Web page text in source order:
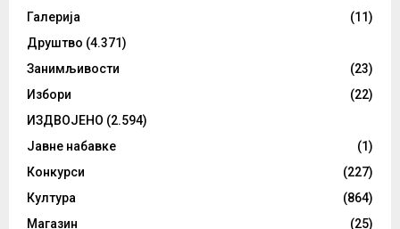
Галерија
(11)
Друштво (4.371)
Занимљивости
(23)
Избори
(22)
ИЗДВОЈЕНО (2.594)
Јавне набавке
(1)
Конкурси
(227)
Култура
(864)
Магазин
(25)